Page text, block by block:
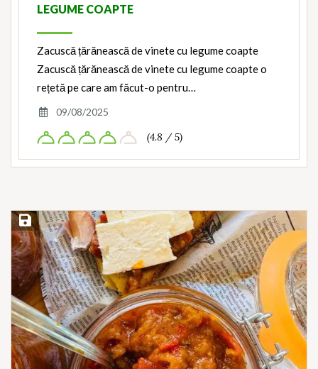
LEGUME COAPTE
Zacuscă țărănească de vinete cu legume coapte
Zacuscă țărănească de vinete cu legume coapte o
rețetă pe care am făcut-o pentru…
09/08/2025
(4.8 / 5)
Save Recipe